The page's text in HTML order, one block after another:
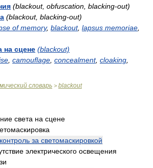
(blackout, obfuscation, blacking-out)
(blackout, blacking-out)
of memory, blackout, lapsus memoriae
на сцене (blackout)
camouflage concealment, cloaking
словарь > blackout
света на сцене
контроль за светомаскировкой
электрического освещения